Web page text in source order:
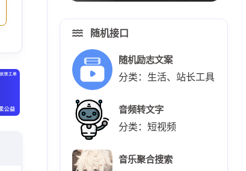
随机接口
随机励志文案
分类：生活、站长工具
音频转文字
分类：短视频
音乐聚合搜索